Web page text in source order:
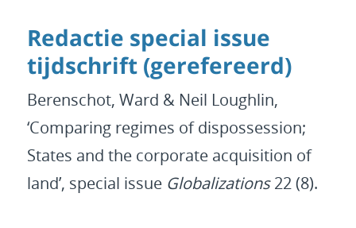
Redactie special issue
tijdschrift (gerefereerd)
Berenschot, Ward & Neil Loughlin,
‘Comparing regimes of dispossession;
States and the corporate acquisition of
land’, special issue Globalizations22 (8).